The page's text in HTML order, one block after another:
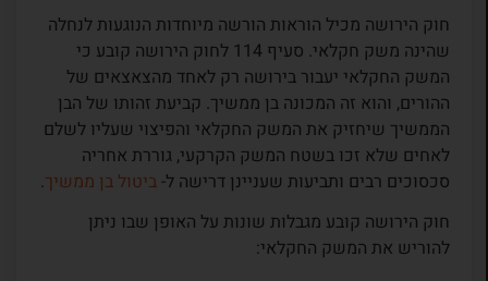
חוק הירושה מכיל הוראות הורשה מיוחדות הנוגעות לנחלה
שהינה משק חקלאי. סעיף 114 לחוק הירושה קובע כי
המשק החקלאי יעבור בירושה רק לאחד מהצאצאים של
ההורים, והוא זה המכונה בן ממשיך. קביעת זהותו של הבן
הממשיך שיחזיק את המשק החקלאי והפיצוי שעליו לשלם
לאחים שלא זכו בשטח המשק הקרקעי, גוררת אחריה
סכסוכים רבים ותביעות שעניינן דרישה ל- ביטול בן ממשיך.
חוק הירושה קובע מגבלות שונות על האופן שבו ניתן
להוריש את המשק החקלאי: